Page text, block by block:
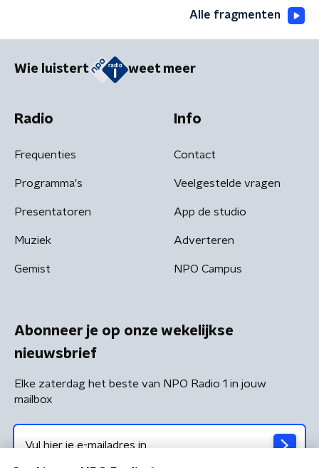
Alle fragmenten
Wie luistert weet meer
Radio
Frequenties
Programma's
Presentatoren
Muziek
Gemist
Info
Contact
Veelgestelde vragen
App de studio
Adverteren
NPO Campus
Abonneer je op onze wekelijkse
nieuwsbrief
Elke zaterdag het beste van NPO Radio 1 in jouw
mailbox